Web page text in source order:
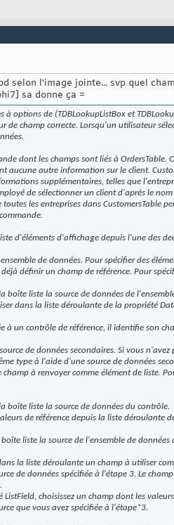
selon l'image jointe... svp quel
sa donne ça =
à options de (TDBLookupListBox et
de champ correcte. Lorsqu'un utilisateur
dont les champs sont liés à
aucune autre information sur le client.
supplémentaires, telles que
de sélectionner un client d'après le
les entreprises dans CustomersTable
d'éléments d'affichage depuis l'une des
de données. Pour spécifier des
définir un champ de référence. Pour
boîte liste la source de données de
dans la liste déroulante de la propriété
à un contrôle de référence, il identifie son
de données secondaires. Si vous
type à l'aide d'une source de données
à renvoyer comme élément de liste.
boîte liste la source de données du contrôle.
de référence depuis la liste
liste la source de l'ensemble de
la liste déroulante un champ à utiliser
de données spécifiée à l'étape 3. Le
choisissez un champ dont les
que vous avez spécifiée à l'étape*3.